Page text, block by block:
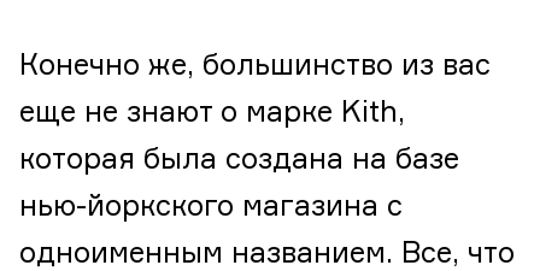
Конечно же, большинство из вас
еще не знают о марке Kith,
которая была создана на базе
нью-йоркского магазина с
одноименным названием. Все, что